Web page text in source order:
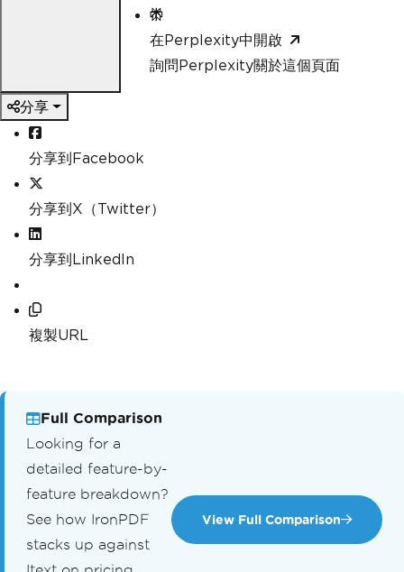
在Perplexity中開啟
詢問Perplexity關於這個頁面
分享
分享到Facebook
分享到X（Twitter）
分享到LinkedIn
複製URL
Full Comparison
Looking for a
detailed feature-by-
feature breakdown?
See how IronPDF
stacks up against
View Full Comparison